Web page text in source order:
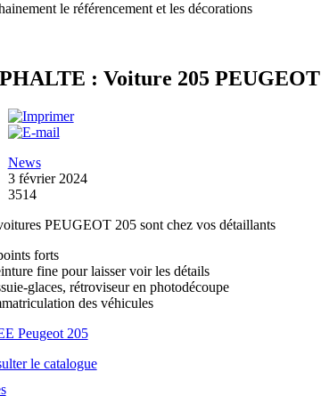
le référencement et les décorations
: Voiture 205 PEUGEOT
News
3 février 2024
3514
PEUGEOT 205 sont chez vos détaillants
forts
fine pour laisser voir les détails
glaces, rétroviseur en photodécoupe
des véhicules
le catalogue